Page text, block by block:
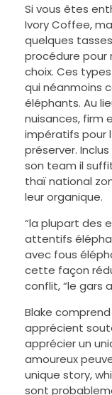
Si vous êtes
Ivory Coffee,
quelques
procédure pour
choix. Ces
qui néanmoins
éléphants. Au
nuisances, firm
impératifs pour
préserver.
son team il
thaï national
leur organique.
“la plupart des
attentifs
avec fous
cette façon
conflit, “le gars
Blake
apprécient
apprécier un
amoureux
unique story,
sont